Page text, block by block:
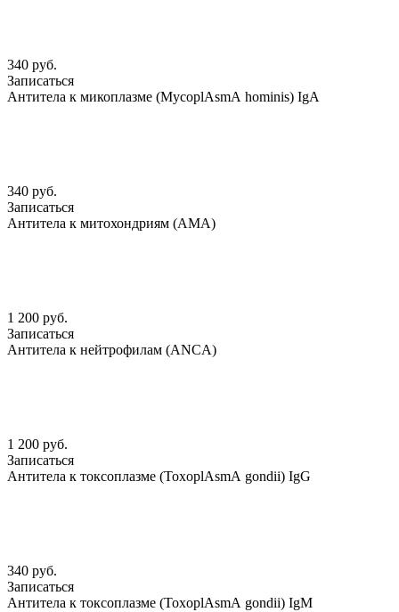
340 руб.
Записаться
Антитела к микоплазме (MycoplАsmА hominis) IgА
340 руб.
Записаться
Антитела к митохондриям (АМА)
1 200 руб.
Записаться
Антитела к нейтрофилам (АNCА)
1 200 руб.
Записаться
Антитела к токсоплазме (ToxoplАsmА gondii) IgG
340 руб.
Записаться
Антитела к токсоплазме (ToxoplАsmА gondii) IgМ